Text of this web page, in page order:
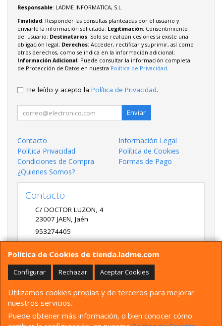
Política de Cookies de tienda.ladme.com
Configurar Rechazar Aceptar Cookies
Utilizamos cookies propias y de terceros para mejorar
nuestros servicios.
Puede obtener más información, o bien conocer cómo
Responsable: LADME INFORMATICA, S.L.
Finalidad: Responder las consultas planteadas por el usuario y
enviarle la información solicitada; Legitimación: Consentimiento
del usuario; Destinatarios: Solo se realizan cesiones si existe una
obligación legal; Derechos: Acceder, rectificar y suprimir, así como
otros derechos, como se indica en la información adicional;
Información Adicional: Puede consultar la información completa
de Protección de Datos en nuestra Política de Privacidad
He leído y acepto la Política de Privacidad.
Enviar
Contacto
Información Legal
Política Privacidad
Política de Cookies
Condiciones de Compra
Formas de Pago
¿Quienes Somos?
Contacto
C/ DOCTOR LUZON, 4
23007 JAEN, Jaén
953274405
LADME@LADME.COM
Horario
9:30 A 14:00 Y 17:00 A 20:00 DE LUNES A VIERNES